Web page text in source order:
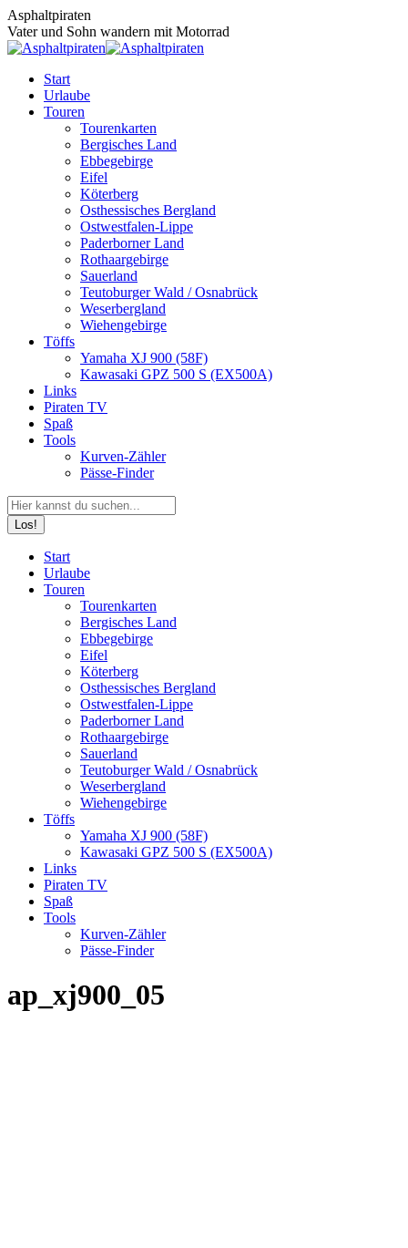
Zum
Inhalt
springen
Asphaltpiraten
Vater und Sohn wandern mit Motorrad
Start
Urlaube
Touren
Tourenkarten
Bergisches Land
Ebbegebirge
Eifel
Köterberg
Osthessisches Bergland
Ostwestfalen-Lippe
Paderborner Land
Rothaargebirge
Sauerland
Teutoburger Wald / Osnabrück
Weserbergland
Wiehengebirge
Töffs
Yamaha XJ 900 (58F)
Kawasaki GPZ 500 S (EX500A)
Links
Piraten TV
Spaß
Tools
Kurven-Zähler
Pässe-Finder
Search:
page
opens
page
opens
page
opens
Start
Urlaube
Touren
Tourenkarten
Bergisches Land
Ebbegebirge
Eifel
Köterberg
Osthessisches Bergland
Ostwestfalen-Lippe
Paderborner Land
Rothaargebirge
Sauerland
Teutoburger Wald / Osnabrück
Weserbergland
Wiehengebirge
Töffs
Yamaha XJ 900 (58F)
Kawasaki GPZ 500 S (EX500A)
Links
Piraten TV
Spaß
Tools
Kurven-Zähler
Pässe-Finder
ap_xj900_05